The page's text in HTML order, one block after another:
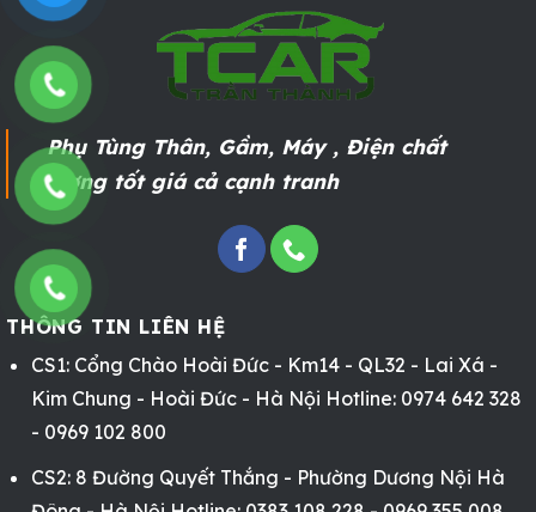
Phụ Tùng Thân, Gầm, Máy , Điện chất
lượng tốt giá cả cạnh tranh
THÔNG TIN LIÊN HỆ
CS1: Cổng Chào Hoài Đức - Km14 - QL32 - Lai Xá -
Kim Chung - Hoài Đức - Hà Nội Hotline: 0974 642 328
- 0969 102 800
CS2: 8 Đường Quyết Thắng - Phường Dương Nội Hà